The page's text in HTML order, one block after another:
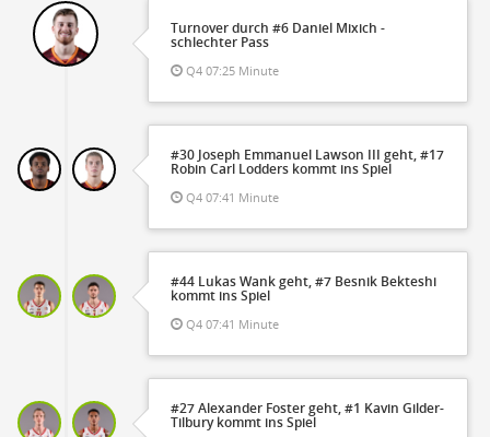
Turnover durch #6 Daniel Mixich -
schlechter Pass
Q4 07:25 Minute
#30 Joseph Emmanuel Lawson III geht, #17
Robin Carl Lodders kommt ins Spiel
Q4 07:41 Minute
#44 Lukas Wank geht, #7 Besnik Bekteshi
kommt ins Spiel
Q4 07:41 Minute
#27 Alexander Foster geht, #1 Kavin Gilder-
Tilbury kommt ins Spiel